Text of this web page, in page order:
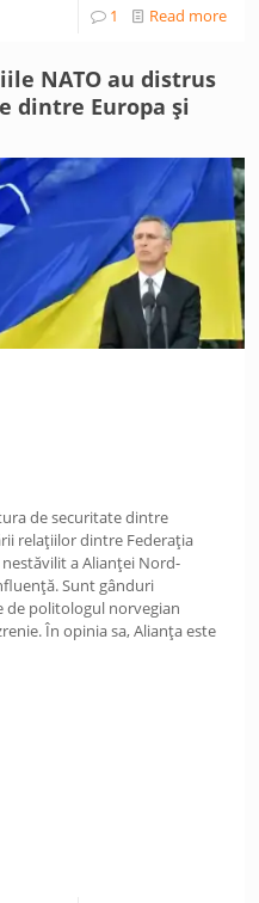
1 Read more
NATO au distrus
dintre Europa și
de securitate dintre
relațiilor dintre Federația
a Alianței Nord-
Sunt gânduri
de politologul norvegian
În opinia sa, Alianța este